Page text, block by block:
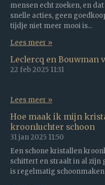
mensen echt zoeken, en
snelle acties, geen
tijdje niet meer mooi is...
Lees meer »
Leclercq en Bouwman
22 feb 2025 11:31
Lees meer »
Hoe maak ik mijn
kroonluchter schoon
31 jan 2025 11:50
Een schone kristallen
schittert en straalt in al zijn
is regelmatig